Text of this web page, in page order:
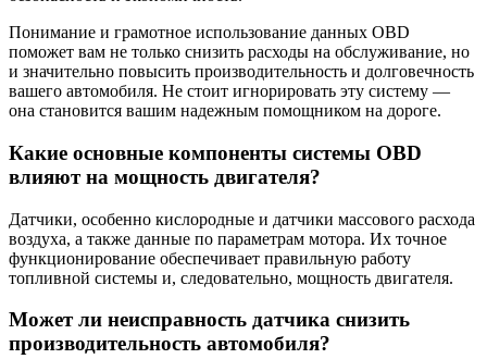
Понимание и грамотное использование данных OBD
поможет вам не только снизить расходы на обслуживание, но
и значительно повысить производительность и долговечность
вашего автомобиля. Не стоит игнорировать эту систему —
она становится вашим надежным помощником на дороге.
Какие основные компоненты системы OBD
влияют на мощность двигателя?
Датчики, особенно кислородные и датчики массового расхода
воздуха, а также данные по параметрам мотора. Их точное
функционирование обеспечивает правильную работу
топливной системы и, следовательно, мощность двигателя.
Может ли неисправность датчика снизить
производительность автомобиля?